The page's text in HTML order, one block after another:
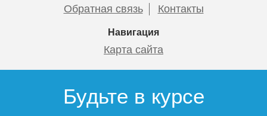
24 980
Подробнее Подробнее
Смеситель для раковины
Подробнее Подробнее
Обратная связь Контакты
Навигация
Карта сайта
Будьте в курсе